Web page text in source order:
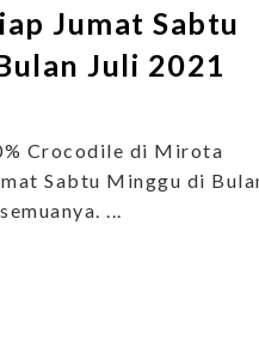
Jumat Sabtu
Juli 2021
Crocodile di Mirota
Sabtu Minggu di
...